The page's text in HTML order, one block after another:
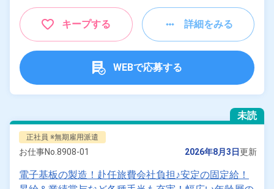
キープする 詳細をみる
WEBで応募する
未読
正社員 ※無期雇用派遣
お仕事No.8908-01 2026年8月3日更新
電子基板の製造！赴任旅費会社負担♪安定の固定給！